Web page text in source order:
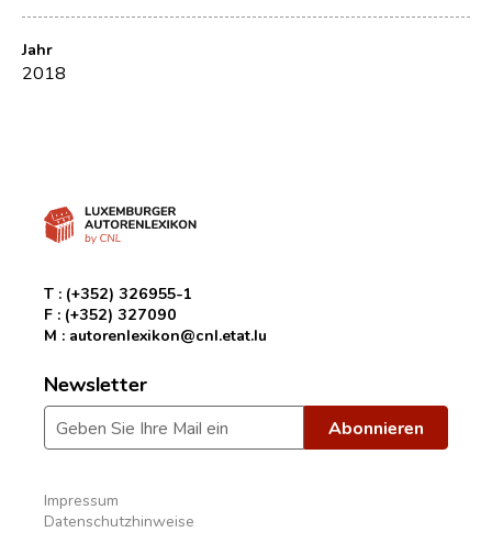
Jahr
2018
T : (+352) 326955-1
F : (+352) 327090
M : autorenlexikon@cnl.etat.lu
Newsletter
Impressum
Datenschutzhinweise